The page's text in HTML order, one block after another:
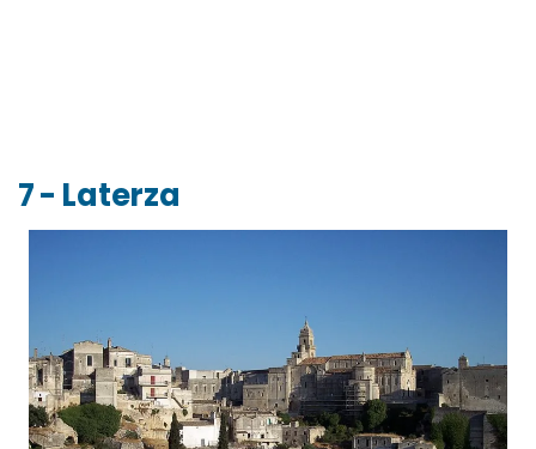
7 - Laterza